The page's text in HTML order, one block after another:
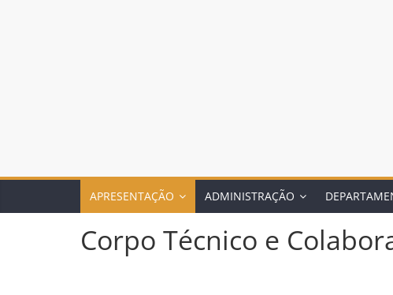
APRESENTAÇÃO ADMINISTRAÇÃO
Corpo Técnico e